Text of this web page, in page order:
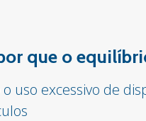
que o
uso excessivo de